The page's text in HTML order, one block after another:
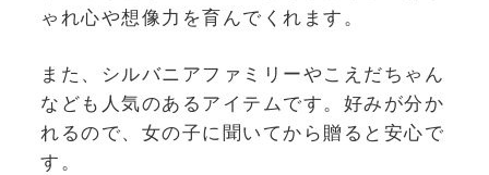
ゃれ心や想像力を育んでくれます。
また、シルバニアファミリーやこえだちゃん
なども人気のあるアイテムです。好みが分か
れるので、女の子に聞いてから贈ると安心で
す。